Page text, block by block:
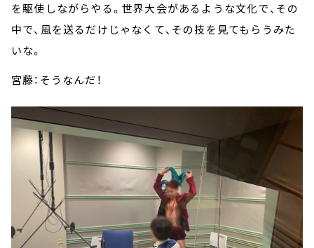
を駆使しながらやる。世界大会があるような文化で、その
中で、風を送るだけじゃなくて、その技を見てもらうみた
いな。
宮藤：そうなんだ！